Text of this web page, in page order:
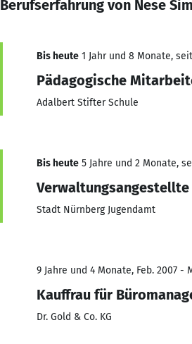
Berufserfahrung von Nese
Bis heute 1 Jahr und 8 Monate,
Pädagogische
Adalbert Stifter Schule
Bis heute 5 Jahre und 2 Monate,
Verwaltungsangestellte
Stadt Nürnberg Jugendamt
9 Jahre und 4 Monate, Feb. 2007 -
Kauffrau für
Dr. Gold & Co. KG